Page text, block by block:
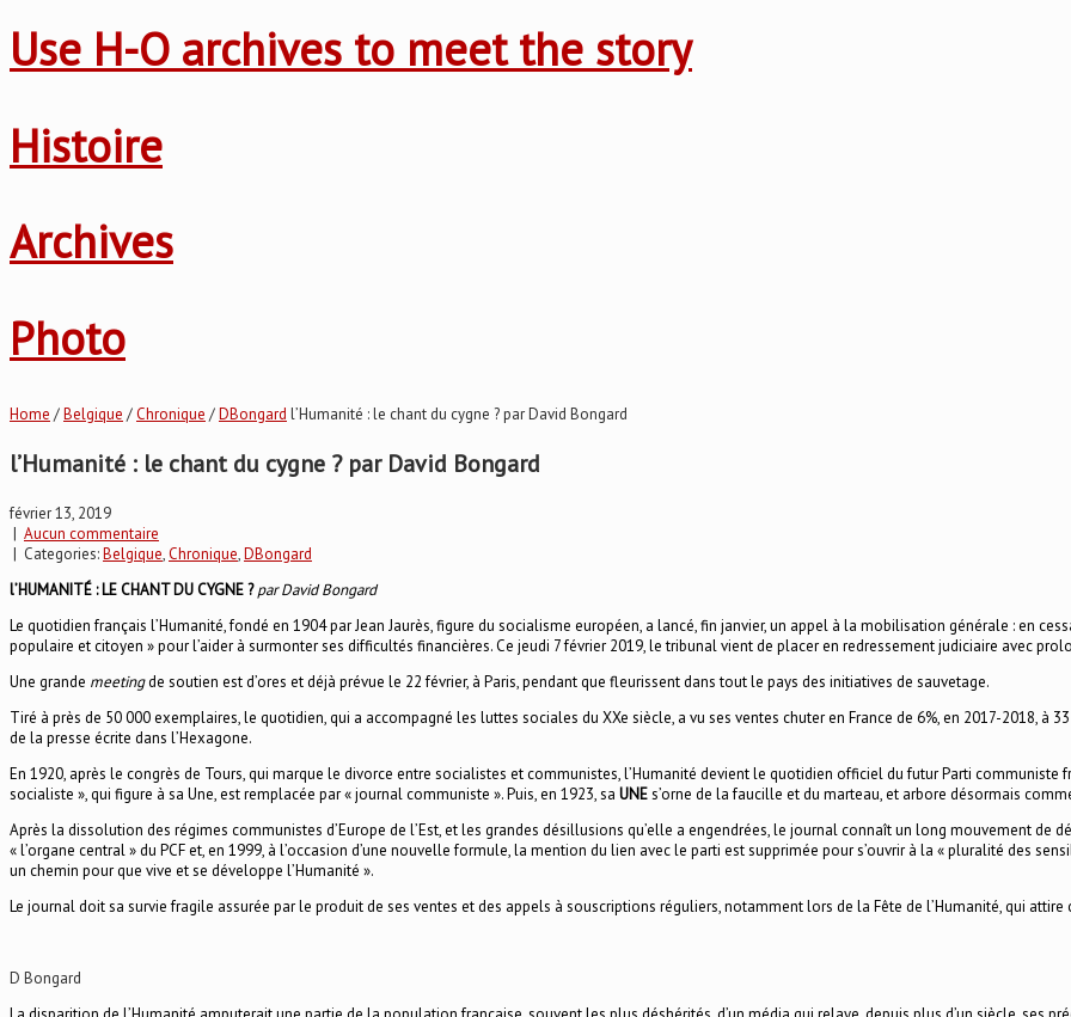
Use H-O archives to meet the story
Histoire
Archives
Photo
Home /Belgique /Chronique /DBongard l’Humanité : le chant du cygne ? par David Bongard
l’Humanité : le chant du cygne ? par David Bongard
février 13, 2019
| Aucun commentaire
| Categories:Belgique,Chronique,DBongard
l’HUMANITÉ : LE CHANT DU CYGNE? par David Bongard
Le quotidien français l’Humanité, fondé en 1904 par Jean Jaurès, figure du socialisme européen, a lancé, fin janvier, un appel à la mobilisation générale : en
populaire et citoyen » pour l’aider à surmonter ses difficultés financières. Ce jeudi 7 février 2019, le tribunal vient de placer en redressement judiciaire avec
Une grande meetingde soutien est d’ores et déjà prévue le 22 février, à Paris, pendant que fleurissent dans tout le pays des initiatives de sauvetage.
Tiré à près de 50 000 exemplaires, le quotidien, qui a accompagné les luttes sociales du XXe siècle, a vu ses ventes chuter en France de 6%, en 2017-2018, à
de la presse écrite dans l’Hexagone.
En 1920, après le congrès de Tours, qui marque le divorce entre socialistes et communistes, l’Humanité devient le quotidien officiel du futur Parti
socialiste », qui figure à sa Une, est remplacée par « journal communiste ». Puis, en 1923, sa UNEs’orne de la faucille et du marteau, et arbore désormais
Après la dissolution des régimes communistes d’Europe de l’Est, et les grandes désillusions qu’elle a engendrées, le journal connaît un long mouvement de
« l’organe central » du PCF et, en 1999, à l’occasion d’une nouvelle formule, la mention du lien avec le parti est supprimée pour s’ouvrir à la « pluralité des
un chemin pour que vive et se développe l’Humanité ».
Le journal doit sa survie fragile assurée par le produit de ses ventes et des appels à souscriptions réguliers, notamment lors de la Fête de l’Humanité, qui
D Bongard